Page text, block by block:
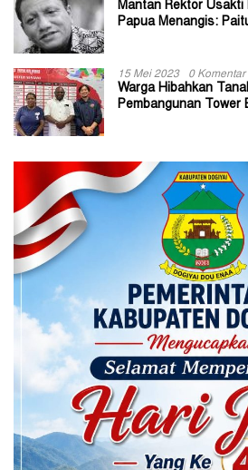
Mantan Rektor Usakti
Papua Menangis:
15 Mei 2023 0 Komentar
Warga Hibahkan
Pembangunan Tower